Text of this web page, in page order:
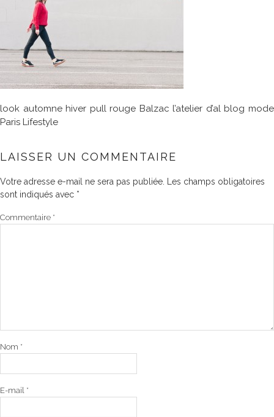
look automne hiver pull rouge Balzac l’atelier d’al blog mode
Paris Lifestyle
LAISSER UN COMMENTAIRE
Votre adresse e-mail ne sera pas publiée.
Les champs obligatoires
sont indiqués avec *
Commentaire *
Nom *
E-mail *